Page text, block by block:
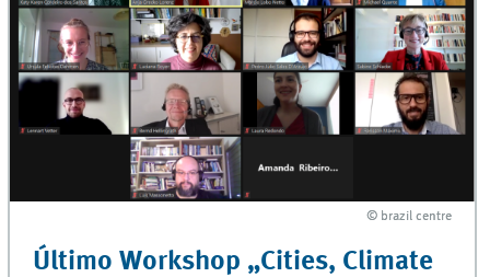
© brazil centre
© brazil centre
Último Workshop „Cities, Climate